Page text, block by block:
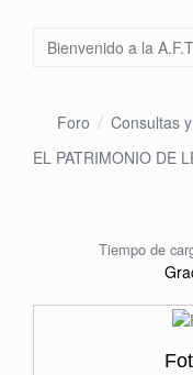
Foro Consultas
EL PATRIMONIO DE
Tiempo de